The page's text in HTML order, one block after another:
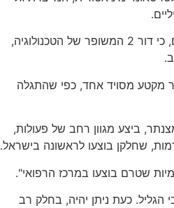
הטכנולוגיה החדשנית פותחה ע"י החברה האמריקאית Shockwave, וקיבלה את אישור ה-FDA (מינהל המזון והתרופות האמריקאי) ואישורים אירופאים. בחברה אומרים, כי דור 2 המשופר של הטכנולוגיה,
יותר מקטע מסויד אחד, כפי שהתגלה
ביצע מגוון רחב של פעולות,
שחלקן בוצעו לראשונה בישראל.
שטרם בוצעו במרכז הרפואי".
כעת ניתן יהיה, בחלק רב